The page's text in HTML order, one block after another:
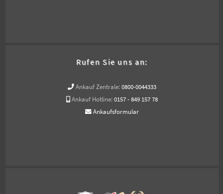
Rufen Sie uns an:
Ankauf Zentrale: 0800-0044333
Ankauf Hotline: 0157 - 849 157 78
Ankaufsformular